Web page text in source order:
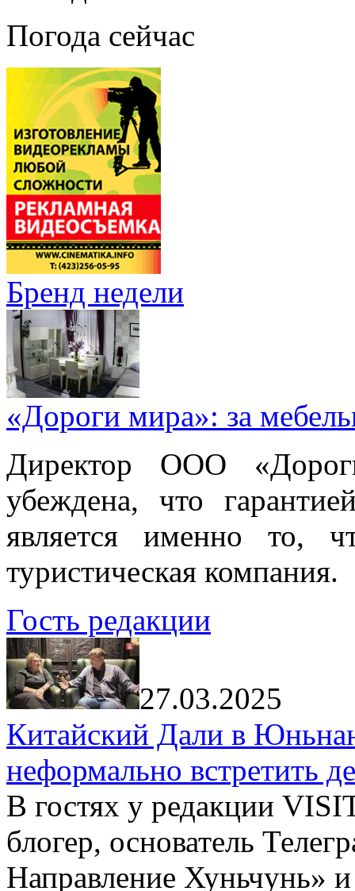
Погода сейчас
Бренд недели
«Дороги мира»: за
Директор ООО
убеждена, что
является именно то,
туристическая компания.
Гость редакции
27.03.2025
Китайский Дали в
неформально встретить
В гостях у редакции
блогер, основатель
Направление Хуньчунь»